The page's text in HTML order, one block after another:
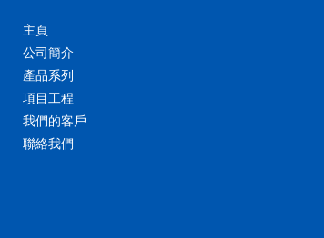
主頁
公司簡介
產品系列
項目工程
我們的客戶
聯絡我們